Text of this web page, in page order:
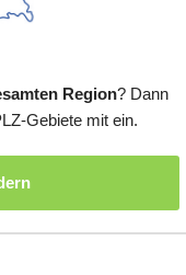
Region? Dann
Gebiete mit ein.